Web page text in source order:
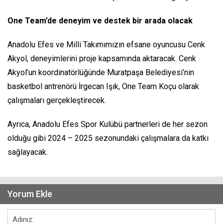
One Team’de deneyim ve destek bir arada olacak
Anadolu Efes ve Milli Takımımızın efsane oyuncusu Cenk
Akyol, deneyimlerini proje kapsamında aktaracak. Cenk
Akyol’un koordinatörlüğünde Muratpaşa Belediyesi’nin
basketbol antrenörü İrgecan Işık, One Team Koçu olarak
çalışmaları gerçekleştirecek.
Ayrıca, Anadolu Efes Spor Kulübü partnerleri de her sezon
olduğu gibi 2024 – 2025 sezonundaki çalışmalara da katkı
sağlayacak.
Yorum Ekle